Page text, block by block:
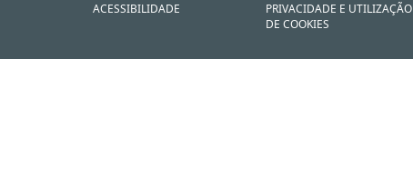
ACESSIBILIDADE
PRIVACIDADE E UTILIZAÇÃO
DE COOKIES